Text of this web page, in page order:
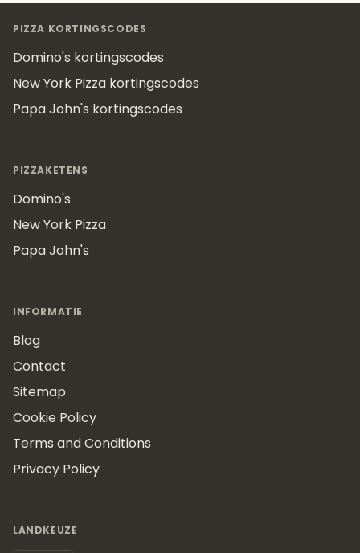
PIZZA KORTINGSCODES
Domino's kortingscodes
New York Pizza kortingscodes
Papa John's kortingscodes
PIZZAKETENS
Domino's
New York Pizza
Papa John's
INFORMATIE
Blog
Contact
Sitemap
Cookie Policy
Terms and Conditions
Privacy Policy
LANDKEUZE